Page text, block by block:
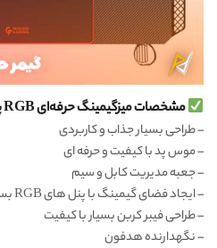
مشخصات میزگیمینگ حرفه‌ای RGB پرودو Porodo PDX513:
– طراحی بسیار جذاب و کاربردی
– موس پد با کیفیت و حرفه ای
–جعبه مدیریت کابل و سیم
– ایجاد فضای گیمینگ با پنل های RGB بسیار چشم نواز
–طراحی فیبر کربن بسیار با کیفیت
–نگهدارنده هدفون